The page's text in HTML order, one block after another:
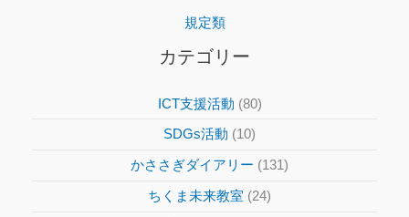
規定類
カテゴリー
ICT支援活動 (80)
SDGs活動 (10)
かささぎダイアリー (131)
ちくま未来教室 (24)